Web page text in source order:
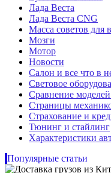
Лада Веста
Лада Веста CNG
Масса советов для
Мозги
Мотор
Новости
Салон и все что в
Световое
Сравнение
Страницы
Страхование и
Тюнинг и стайлинг
Характеристики
Популярные статьи